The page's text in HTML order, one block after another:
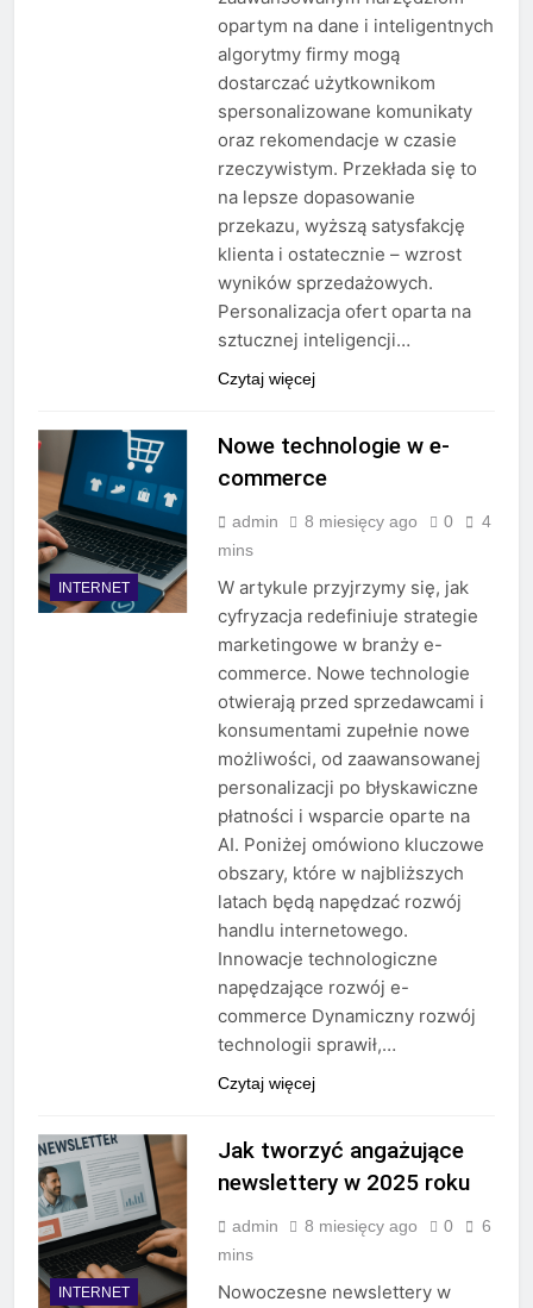
opartym na dane i inteligentnych
algorytmy firmy mogą
dostarczać użytkownikom
spersonalizowane komunikaty
oraz rekomendacje w czasie
rzeczywistym. Przekłada się to
na lepsze dopasowanie
przekazu, wyższą satysfakcję
klienta i ostatecznie – wzrost
wyników sprzedażowych.
Personalizacja ofert oparta na
sztucznej inteligencji…
Czytaj więcej
INTERNET
Nowe technologie w e-
commerce
admin 8 miesięcy ago 0
4
mins
W artykule przyjrzymy się, jak
cyfryzacja redefiniuje strategie
marketingowe w branży e-
commerce. Nowe technologie
otwierają przed sprzedawcami i
konsumentami zupełnie nowe
możliwości, od zaawansowanej
personalizacji po błyskawiczne
płatności i wsparcie oparte na
AI. Poniżej omówiono kluczowe
obszary, które w najbliższych
latach będą napędzać rozwój
handlu internetowego.
Innowacje technologiczne
napędzające rozwój e-
commerce Dynamiczny rozwój
technologii sprawił,…
Czytaj więcej
INTERNET
Jak tworzyć angażujące
newslettery w 2025 roku
admin 8 miesięcy ago 0
6
mins
Nowoczesne newslettery w